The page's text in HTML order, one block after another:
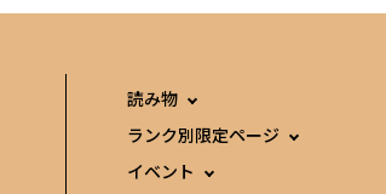
読み物
ランク別限定ページ
イベント